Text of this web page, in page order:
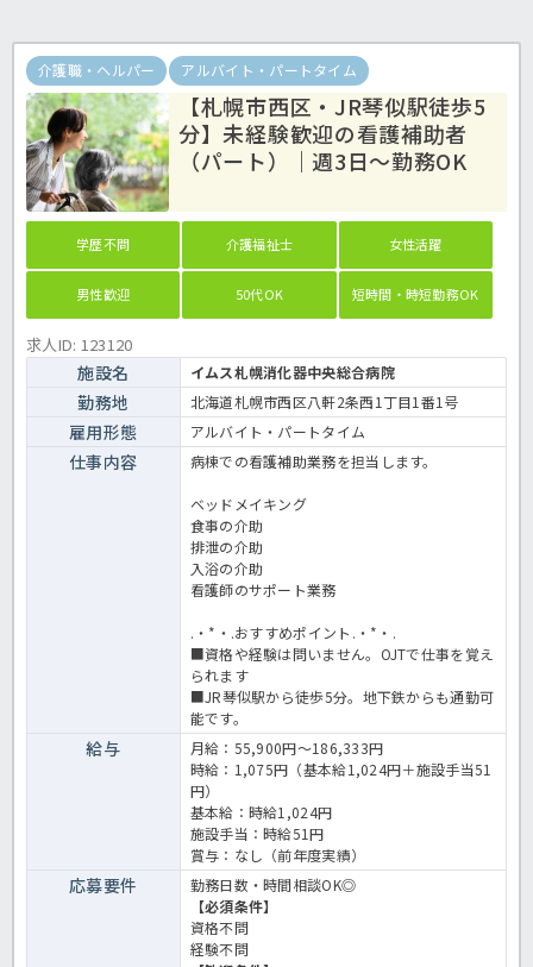
介護職・ヘルパー アルバイト・パートタイム
【札幌市西区・JR琴似駅徒歩5
分】未経験歓迎の看護補助者
（パート）｜週3日～勤務OK
学歴不問 介護福祉士 女性活躍
男性歓迎 50代OK 短時間・時短勤務OK
求人ID: 123120
施設名 イムス札幌消化器中央総合病院
勤務地 北海道札幌市西区八軒2条西1丁目1番1号
雇用形態 アルバイト・パートタイム
仕事内容 病棟での看護補助業務を担当します。
ベッドメイキング
食事の介助
排泄の介助
入浴の介助
看護師のサポート業務
.・*・.おすすめポイント.・*・.
■資格や経験は問いません。OJTで仕事を覚え
られます
■JR琴似駅から徒歩5分。地下鉄からも通勤可
能です。
給与
月給：55,900円～186,333円
時給：1,075円（基本給1,024円＋施設手当51
円）
基本給：時給1,024円
施設手当：時給51円
賞与：なし（前年度実績）
応募要件
勤務日数・時間相談OK◎
【必須条件】
資格不問
経験不問